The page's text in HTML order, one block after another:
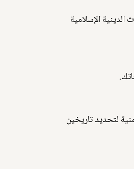
الأحداث الدينية الإسلامية
زمنية لتحديد تاريخين